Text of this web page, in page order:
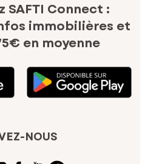
SAFTI Connect :
immobilières et
en moyenne
NOUS